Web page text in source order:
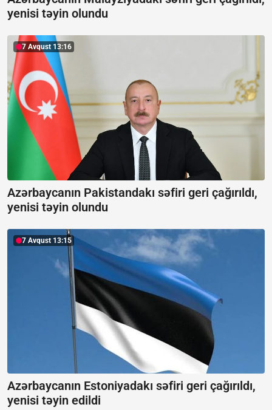
yenisi təyin olundu
7 Avqust 13:16
Azərbaycanın Pakistandakı səfiri geri çağırıldı,
yenisi təyin olundu
7 Avqust 13:15
Azərbaycanın Estoniyadakı səfiri geri çağırıldı,
yenisi təyin edildi